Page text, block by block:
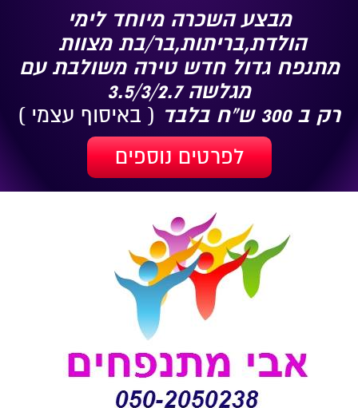
מבצע השכרה מיוחד לימי
הולדת,בריתות,בר/בת מצוות
מתנפח גדול חדש טירה משולבת עם
מגלשה 3.5/3/2.7
רק ב 300 ש"ח בלבד
( באיסוף עצמי )
לפרטים נוספים